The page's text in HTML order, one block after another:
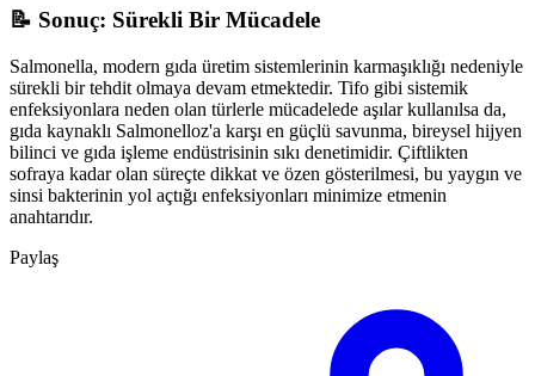
📝 Sonuç: Sürekli Bir Mücadele
Salmonella, modern gıda üretim sistemlerinin karmaşıklığı nedeniyle
sürekli bir tehdit olmaya devam etmektedir. Tifo gibi sistemik
enfeksiyonlara neden olan türlerle mücadelede aşılar kullanılsa da,
gıda kaynaklı Salmonelloz'a karşı en güçlü savunma, bireysel hijyen
bilinci ve gıda işleme endüstrisinin sıkı denetimidir. Çiftlikten
sofraya kadar olan süreçte dikkat ve özen gösterilmesi, bu yaygın ve
sinsi bakterinin yol açtığı enfeksiyonları minimize etmenin
anahtarıdır.
Paylaş